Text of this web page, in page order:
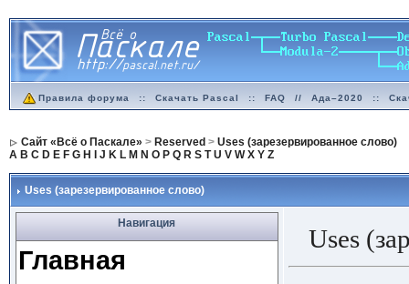
Правила форума :: Скачать Pascal :: FAQ // Ада–2020 ::
Сайт «Всё о Паскале» > Reserved > Uses (зарезервированное слово)
A B C D E F G H J K L M N O P Q R S T U V W X Y Z
Uses (зарезервированное слово)
Навигация
Главная
Uses